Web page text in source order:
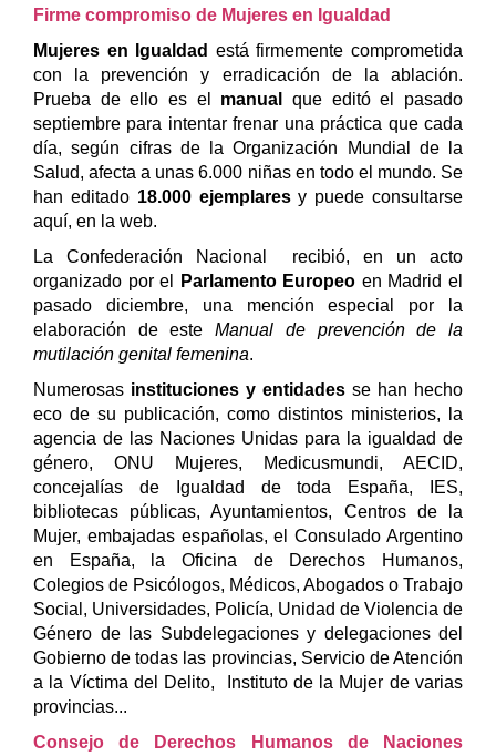
Firme compromiso de Mujeres en Igualdad
Mujeres en Igualdad está firmemente comprometida
con la prevención y erradicación de la ablación.
Prueba de ello es el manual
que editó el pasado
septiembre para intentar frenar una práctica que cada
día, según cifras de la Organización Mundial de la
Salud, afecta a unas 6.000 niñas en todo el mundo. Se
han editado 18.000 ejemplaresy puede consultarse
aquí, en la web.
La Confederación Nacional recibió, en un acto
organizado por el
Parlamento Europeo en Madrid el
pasado diciembre, una mención especial por la
elaboración de esteManual de prevención de la
mutilación genital femenina.
Numerosas instituciones y entidades se han hecho
eco de su publicación, como distintos ministerios, la
agencia de las Naciones Unidas para la igualdad de
género, ONU Mujeres, Medicusmundi, AECID,
concejalías de Igualdad de toda España, IES,
bibliotecas públicas, Ayuntamientos, Centros de la
Mujer, embajadas españolas, el Consulado Argentino
en España, la Oficina de Derechos Humanos,
Colegios de Psicólogos, Médicos, Abogados o Trabajo
Social, Universidades, Policía, Unidad de Violencia de
Género de las Subdelegaciones y delegaciones del
Gobierno de todas las provincias, Servicio de Atención
a la Víctima del Delito, Instituto de la Mujer de varias
provincias...
Consejo de Derechos Humanos de Naciones